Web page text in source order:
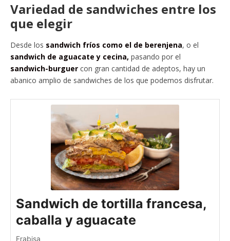
Variedad de sandwiches entre los
que elegir
Desde los sandwich fríos como el de berenjena, o el
sandwich de aguacate y cecina, pasando por el
sandwich-burguer con gran cantidad de adeptos, hay un
abanico amplio de sandwiches de los que podemos disfrutar.
Sandwich de tortilla francesa,
caballa y aguacate
Frabisa